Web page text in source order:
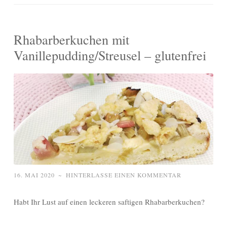
Rhabarberkuchen mit
Vanillepudding/Streusel – glutenfrei
16. MAI 2020 ~ HINTERLASSE EINEN KOMMENTAR
Habt Ihr Lust auf einen leckeren saftigen Rhabarberkuchen?